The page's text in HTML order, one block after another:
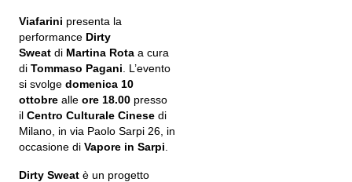
Viafarini presenta la
performance Dirty
Sweat di Martina Rota a cura
di Tommaso Pagani . L’evento
si svolge domenica 10
ottobre alle ore 18.00 presso
il Centro Culturale Cinese di
Milano, in via Paolo Sarpi 26, in
occasione di Vapore in Sarpi
Dirty Sweat è un progetto